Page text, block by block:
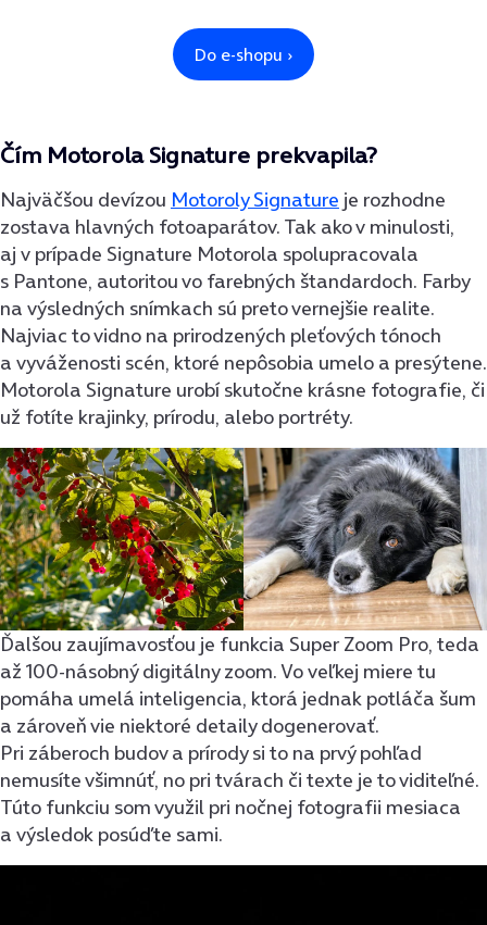
Čím Motorola Signature prekvapila?
Najväčšou devízou Motoroly Signature je rozhodne
zostava hlavných fotoaparátov. Tak ako v minulosti,
aj v prípade Signature Motorola spolupracovala
s Pantone, autoritou vo farebných štandardoch. Farby
na výsledných snímkach sú preto vernejšie realite.
Najviac to vidno na prirodzených pleťových tónoch
a vyváženosti scén, ktoré nepôsobia umelo a presýtene.
Motorola Signature urobí skutočne krásne fotografie, či
už fotíte krajinky, prírodu, alebo portréty.
Ďalšou zaujímavosťou je funkcia Super Zoom Pro, teda
až 100-násobný digitálny zoom. Vo veľkej miere tu
pomáha umelá inteligencia, ktorá jednak potláča šum
a zároveň vie niektoré detaily dogenerovať.
Pri záberoch budov a prírody si to na prvý pohľad
nemusíte všimnúť, no pri tvárach či texte je to viditeľné.
Túto funkciu som využil pri nočnej fotografii mesiaca
a výsledok posúďte sami.